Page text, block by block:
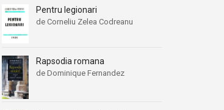
Pentru legionari
de Corneliu Zelea Codreanu
Rapsodia romana
de Dominique Fernandez